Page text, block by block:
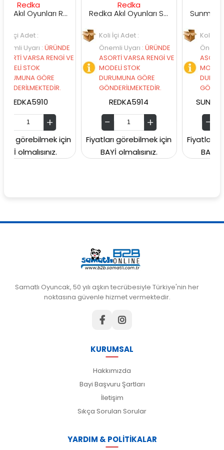
Redka Akıl Oyunları Renk Dedektifi Oyunu
ÜRÜNDE
RENGİ VE
GÖRE
için
Redka Akıl Oyunları Strateji Üçgeni Oyunu
Koli İçi Adet :
Önemli Uyarı:ÜRÜNDE
ASORTİ VARSA RENGİ VE
MODELİ STOK
DURUMUNA GÖRE
GÖNDERİLMEKTEDİR.
REDKA5914
Fiyatları görebilmek için
BAYİ olmalısınız.
Koli İçi Adet :
Önemli Uyarı:
ASORTİ VARSA
MODELİ STOK
DURUMUNA GÖRE
Fiyatları
BAYİ
Samatlı Oyuncak, 50 yılı aşkın tecrübesiyle Türkiye'nin her
noktasına güvenle hizmet vermektedir.
KURUMSAL
Hakkımızda
Bayi Başvuru Şartları
İletişim
Sıkça Sorulan Sorular
YARDIM & POLİTİKALAR